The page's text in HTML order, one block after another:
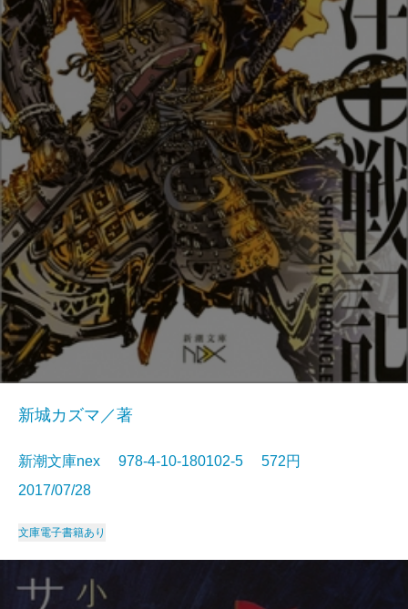
新城カズマ／著
新潮文庫nex 978-4-10-180102-5 572円
2017/07/28
文庫電子書籍あり